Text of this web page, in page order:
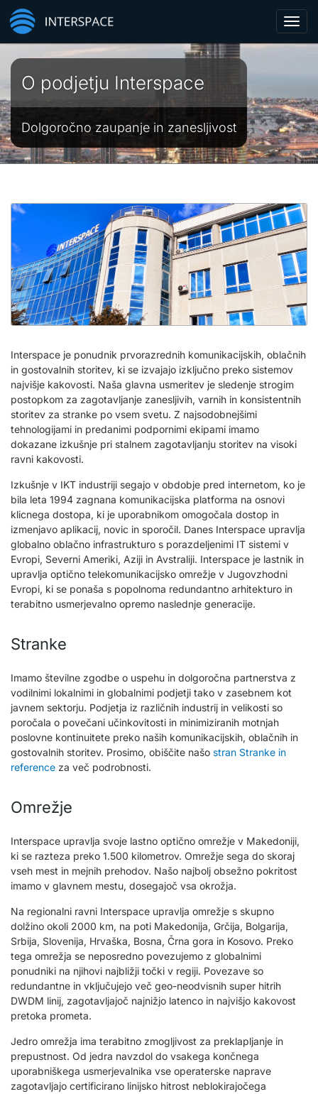
O podjetju Interspace
Dolgoročno zaupanje in zanesljivost
Interspace je ponudnik prvorazrednih komunikacijskih, oblačnih
in gostovalnih storitev, ki se izvajajo izključno preko sistemov
najvišje kakovosti. Naša glavna usmeritev je sledenje strogim
postopkom za zagotavljanje zanesljivih, varnih in konsistentnih
storitev za stranke po vsem svetu. Z najsodobnejšimi
tehnologijami in predanimi podpornimi ekipami imamo
dokazane izkušnje pri stalnem zagotavljanju storitev na visoki
ravni kakovosti.
Izkušnje v IKT industriji segajo v obdobje pred internetom, ko je
bila leta 1994 zagnana komunikacijska platforma na osnovi
klicnega dostopa, ki je uporabnikom omogočala dostop in
izmenjavo aplikacij, novic in sporočil. Danes Interspace upravlja
globalno oblačno infrastrukturo s porazdeljenimi IT sistemi v
Evropi, Severni Ameriki, Aziji in Avstraliji. Interspace je lastnik in
upravlja optično telekomunikacijsko omrežje v Jugovzhodni
Evropi, ki se ponaša s popolnoma redundantno arhitekturo in
terabitno usmerjevalno opremo naslednje generacije.
Stranke
Imamo številne zgodbe o uspehu in dolgoročna partnerstva z
vodilnimi lokalnimi in globalnimi podjetji tako v zasebnem kot
javnem sektorju. Podjetja iz različnih industrij in velikosti so
poročala o povečani učinkovitosti in minimiziranih motnjah
poslovne kontinuitete preko naših komunikacijskih, oblačnih in
gostovalnih storitev. Prosimo, obiščite našo stran Stranke in
reference za več podrobnosti.
Omrežje
Interspace upravlja svoje lastno optično omrežje v Makedoniji,
ki se razteza preko 1.500 kilometrov. Omrežje sega do skoraj
vseh mest in mejnih prehodov. Našo najbolj obsežno pokritost
imamo v glavnem mestu, dosegajoč vsa okrožja.
Na regionalni ravni Interspace upravlja omrežje s skupno
dolžino okoli 2000 km, na poti Makedonija, Grčija, Bolgarija,
Srbija, Slovenija, Hrvaška, Bosna, Črna gora in Kosovo. Preko
tega omrežja se neposredno povezujemo z globalnimi
ponudniki na njihovi najbližji točki v regiji. Povezave so
redundantne in vključujejo več geo-neodvisnih super hitrih
DWDM linij, zagotavljajoč najnižjo latenco in najvišjo kakovost
pretoka prometa.
Jedro omrežja ima terabitno zmogljivost za preklapljanje in
prepustnost. Od jedra navzdol do vsakega končnega
uporabniškega usmerjevalnika vse operaterske naprave
zagotavljajo certificirano linijsko hitrost neblokirajočega